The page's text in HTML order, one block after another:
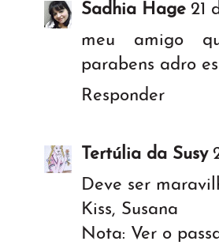
Sadhia Hage 21
meu amigo
parabens adro
Responder
Tertúlia da Susy
Deve ser
Kiss, Susana
Nota: Ver o